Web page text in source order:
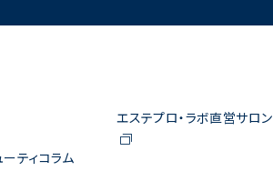
ティコラム
エステプロ・ラボ直営サロン